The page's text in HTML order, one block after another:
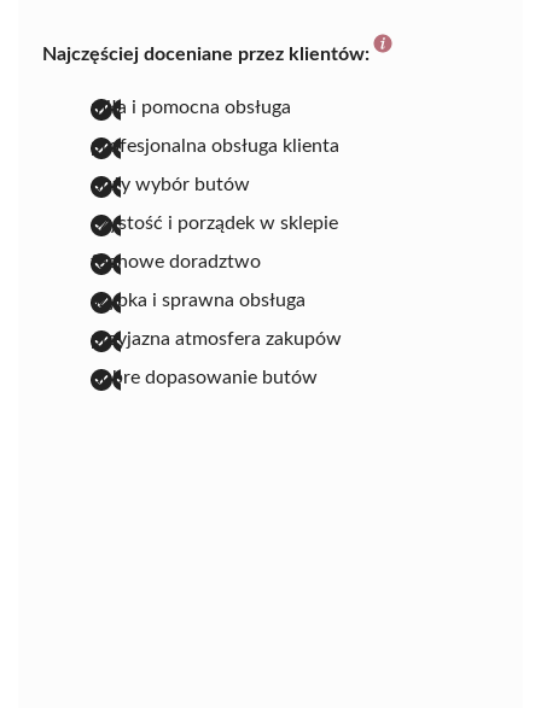
Najczęściej doceniane przez klientów:
miła i pomocna obsługa
profesjonalna obsługa klienta
duży wybór butów
czystość i porządek w sklepie
fachowe doradztwo
szybka i sprawna obsługa
przyjazna atmosfera zakupów
dobre dopasowanie butów